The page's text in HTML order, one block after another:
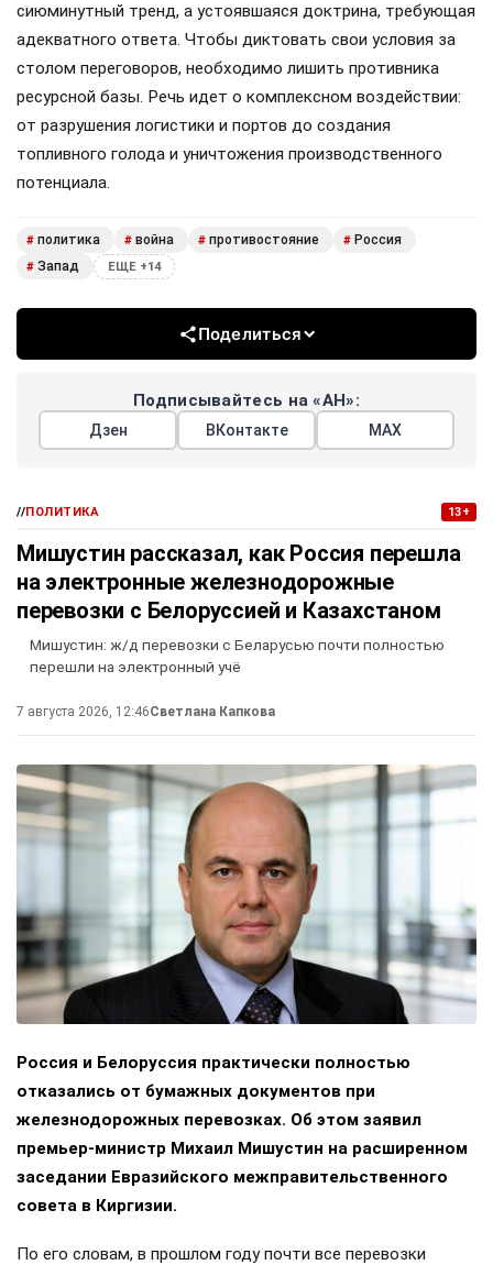
сиюминутный тренд, а устоявшаяся доктрина, требующая
адекватного ответа. Чтобы диктовать свои условия за
столом переговоров, необходимо лишить противника
ресурсной базы. Речь идет о комплексном воздействии:
от разрушения логистики и портов до создания
топливного голода и уничтожения производственного
потенциала.
# политика # война # противостояние # Россия
# Запад ЕЩЕ +14
Поделиться
Подписывайтесь на «АН»:
Дзен ВКонтакте МАХ
//ПОЛИТИКА 13+
Мишустин рассказал, как Россия перешла
на электронные железнодорожные
перевозки с Белоруссией и Казахстаном
Мишустин: ж/д перевозки с Беларусью почти полностью
перешли на электронный учё
7 августа 2026, 12:46Светлана Капкова
Россия и Белоруссия практически полностью
отказались от бумажных документов при
железнодорожных перевозках. Об этом заявил
премьер-министр Михаил Мишустин на расширенном
заседании Евразийского межправительственного
совета в Киргизии.
По его словам, в прошлом году почти все перевозки